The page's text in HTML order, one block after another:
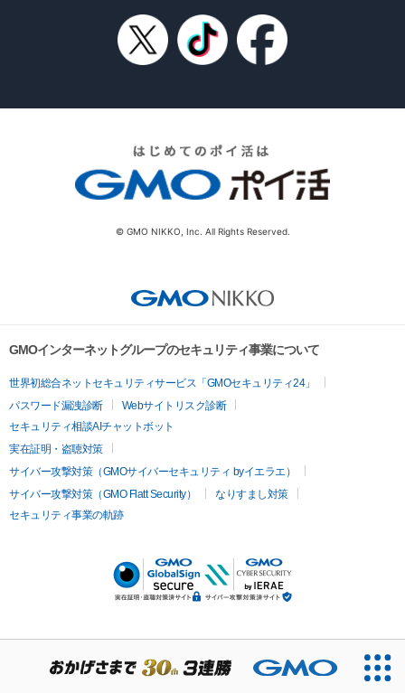
© GMO NIKKO, Inc. All Rights Reserved.
GMOインターネットグループのセキュリティ事業について
世界初総合ネットセキュリティサービス「GMOセキュリティ24」
パスワード漏洩診断
Webサイトリスク診断
セキュリティ相談AIチャットボット
実在証明・盗聴対策
サイバー攻撃対策（GMOサイバーセキュリティ byイエラエ）
サイバー攻撃対策（GMO Flatt Security）
なりすまし対策
セキュリティ事業の軌跡